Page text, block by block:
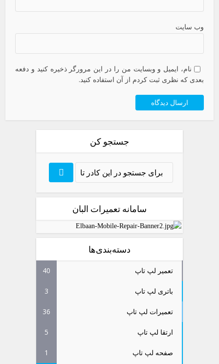
وب سایت
نام، ایمیل و وبسایت من را در این مرورگر ذخیره کنید و دفعه
بعدی که نظری ثبت کردم از آن استفاده کنید.
جستجو کن
سامانه تعمیرات البان
دسته‌بندی‌ها
تعمیر لپ تاپ 40
باتری لپ تاپ 3
تعمیرات لپ تاپ 36
ارتقا لپ تاپ 5
صفحه لپ تاپ 1